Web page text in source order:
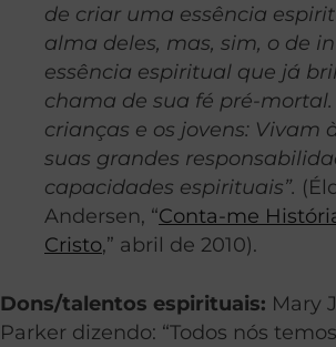
de criar uma essência
alma deles, mas, sim, o de
essência espiritual que já
chama de sua fé pré-mortal.
crianças e os jovens: Vivam
suas grandes
capacidades espirituais”.
Andersen, “Conta-me
Cristo,” abril de 2010).
Dons/talentos espirituais: Mary
Parker dizendo: “Todos nós